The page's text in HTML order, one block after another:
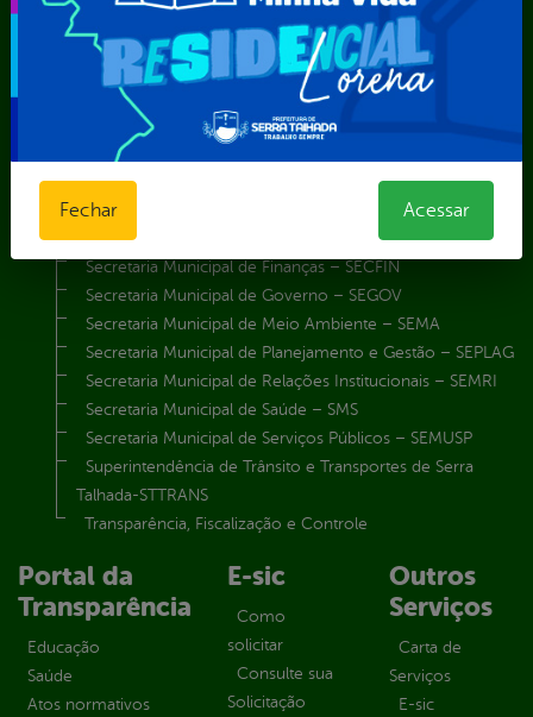
Secretaria de Comunicação Social e Audiovisual
Secretaria de Desenvolvimento Econômico e Turismo
Secretaria de Iluminação Pública e Energia Elétrica
Secretaria Municipal da Mulher – SEMU
Secretaria Municipal de Administração – SAD
Secretaria Municipal de Agricultura e Recursos Hídricos –
SEMARH / Secretaria de Agricultura Familiar – SEMAF
Secretaria Municipal de Educação – SEST
Secretaria Municipal de Esporte e Lazer – SEMEL
Secretaria Municipal de Finanças – SECFIN
Secretaria Municipal de Governo – SEGOV
Secretaria Municipal de Meio Ambiente – SEMA
Secretaria Municipal de Planejamento e Gestão – SEPLAG
Secretaria Municipal de Relações Institucionais – SEMRI
Secretaria Municipal de Saúde – SMS
Secretaria Municipal de Serviços Públicos – SEMUSP
Superintendência de Trânsito e Transportes de Serra
Talhada-STTRANS
Transparência, Fiscalização e Controle
Portal da
Transparência
Educação
Saúde
Atos normativos
E-sic
Como
solicitar
Consulte sua
Solicitação
Outros
Serviços
Carta de
Serviços
E-sic
Fechar Acessar